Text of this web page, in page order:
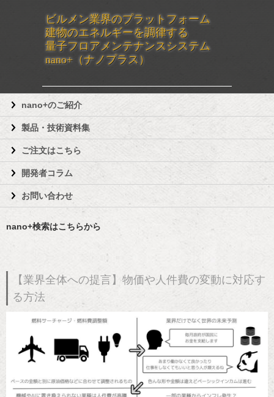
ビルメン業界のプラットフォーム
建物のエネルギーを調律する
量子フロアメンテナンスシステム
nano+（ナノプラス）
nano+のご紹介
製品・技術資料集
ご注文はこちら
開発者コラム
お問い合わせ
nano+検索はこちらから
【業界全体への提言】物価や人件費の変動に対応す
る方法